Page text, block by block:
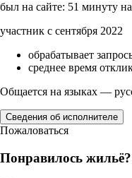
был на сайте: 51 минуту
участник с сентября 2022
обрабатывает
среднее время
Общается на языках —
Сведения об исполнителе
Пожаловаться
Понравилось